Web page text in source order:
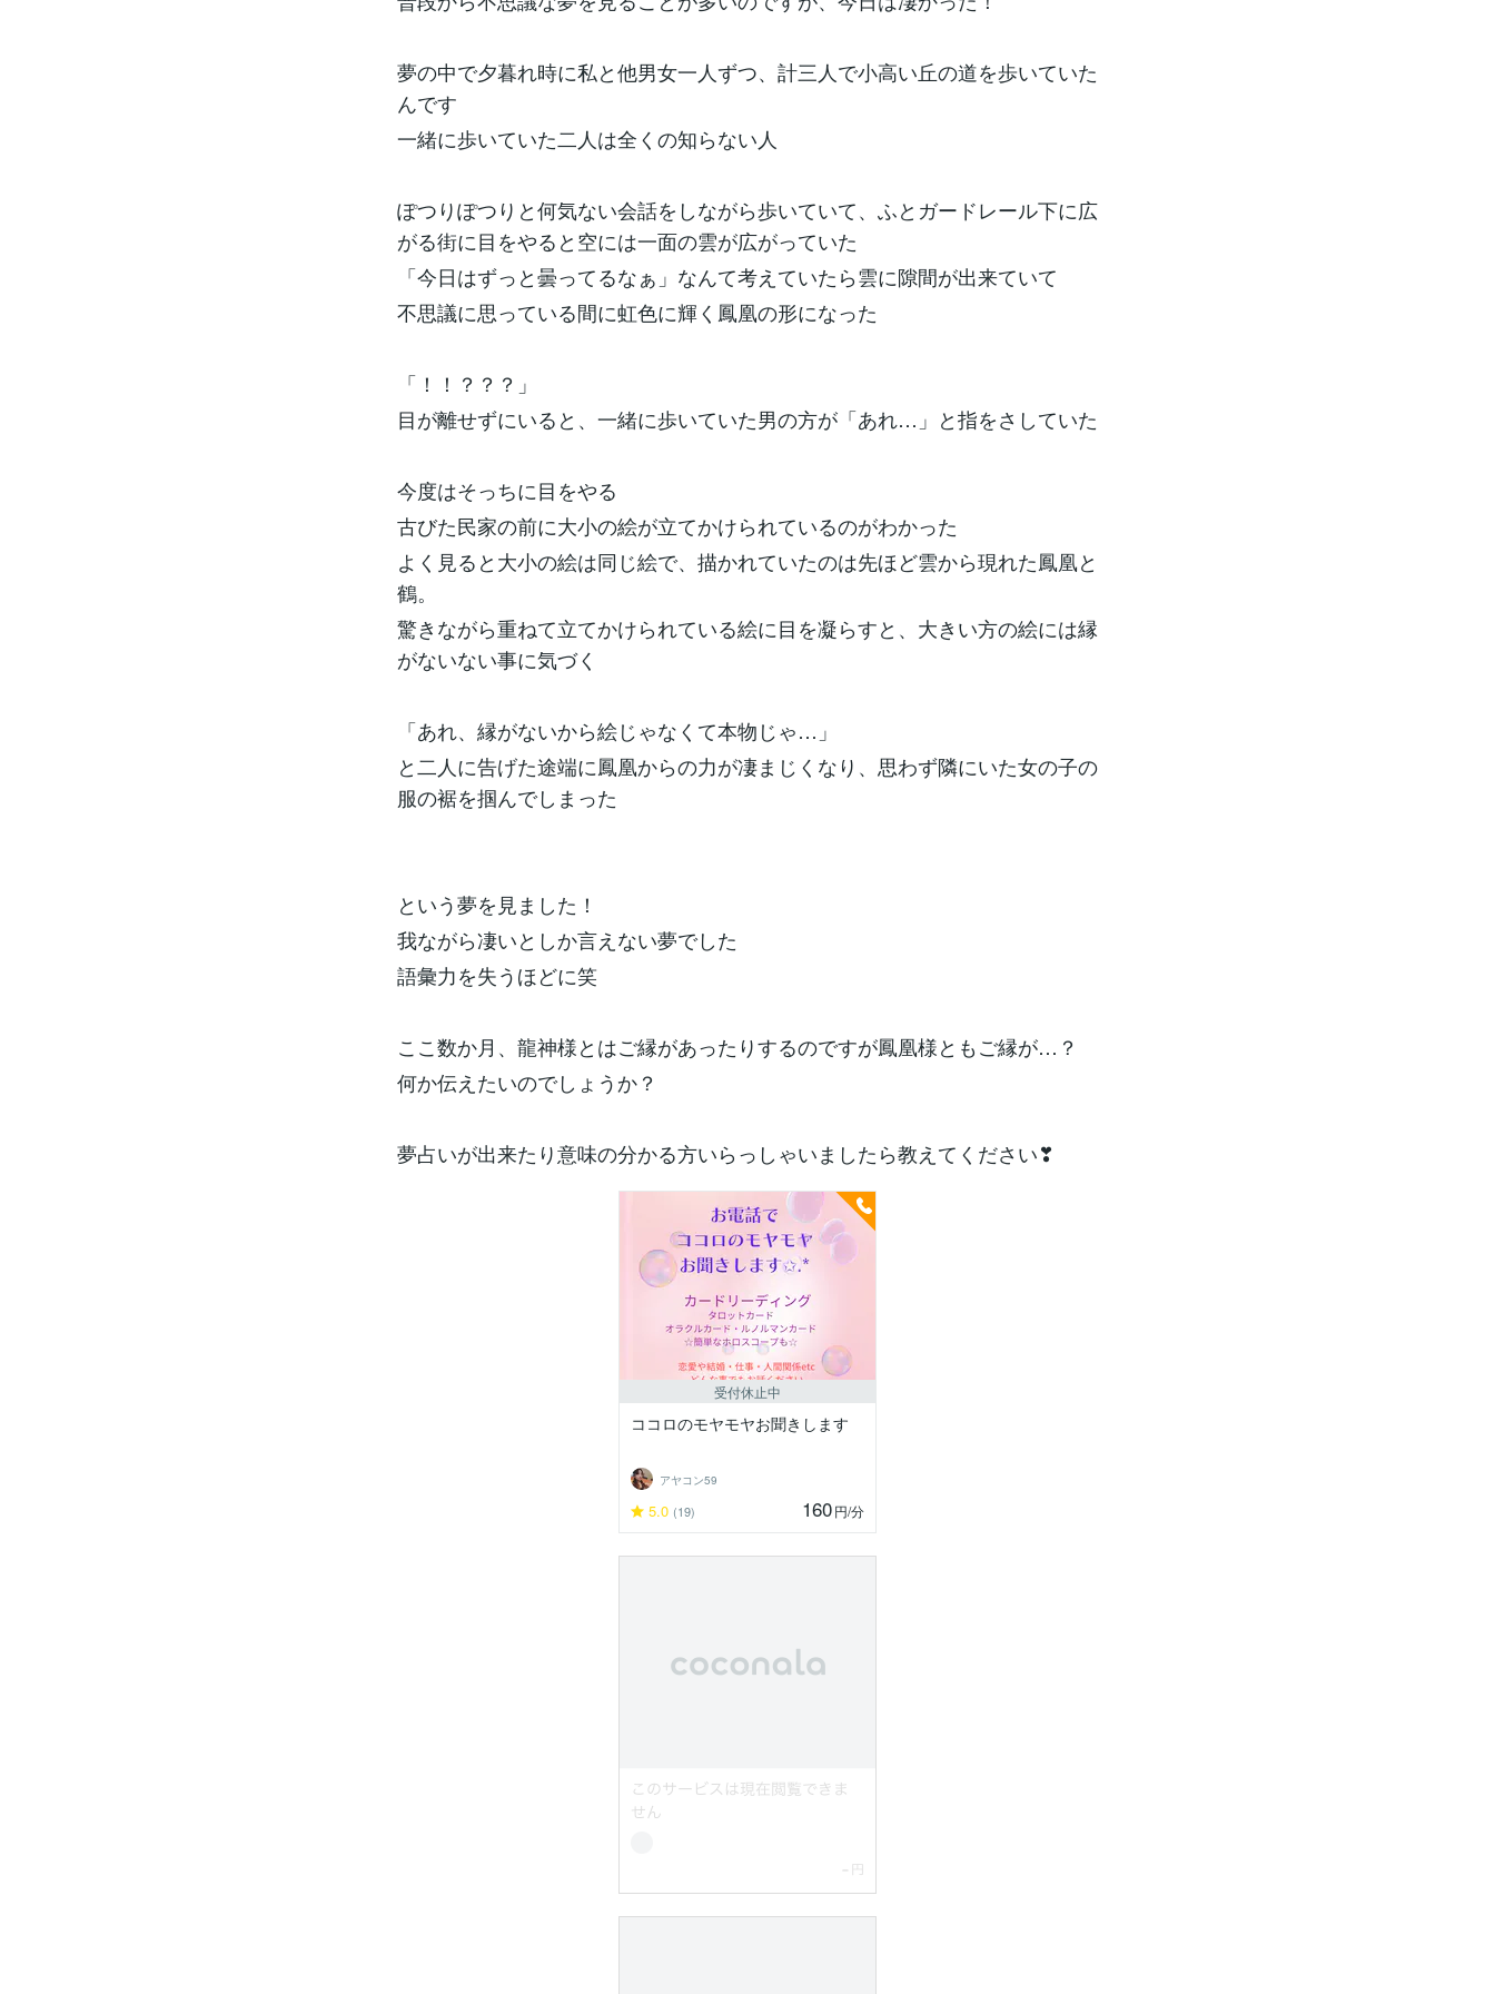
夢の中で夕暮れ時に私と他男女一人ずつ、計三人で小高い丘の道を歩いていた
んです
一緒に歩いていた二人は全くの知らない人
ぽつりぽつりと何気ない会話をしながら歩いていて、ふとガードレール下に広
がる街に目をやると空には一面の雲が広がっていた
「今日はずっと曇ってるなぁ」なんて考えていたら雲に隙間が出来ていて
不思議に思っている間に虹色に輝く鳳凰の形になった
「！！？？？」
目が離せずにいると、一緒に歩いていた男の方が「あれ…」と指をさしていた
今度はそっちに目をやる
古びた民家の前に大小の絵が立てかけられているのがわかった
よく見ると大小の絵は同じ絵で、描かれていたのは先ほど雲から現れた鳳凰と
鶴。
驚きながら重ねて立てかけられている絵に目を凝らすと、大きい方の絵には縁
がないない事に気づく
「あれ、縁がないから絵じゃなくて本物じゃ…」
と二人に告げた途端に鳳凰からの力が凄まじくなり、思わず隣にいた女の子の
服の裾を掴んでしまった
という夢を見ました！
我ながら凄いとしか言えない夢でした
語彙力を失うほどに笑
ここ数か月、龍神様とはご縁があったりするのですが鳳凰様ともご縁が…？
何か伝えたいのでしょうか？
夢占いが出来たり意味の分かる方いらっしゃいましたら教えてください❣
受付休止中
ココロのモヤモヤお聞きします
アヤコン59
5.0 (19) 160円/分